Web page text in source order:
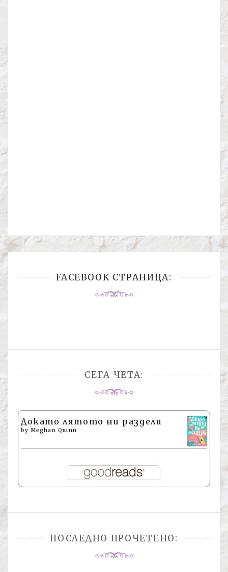
FACEBOOK СТРАНИЦА:
СЕГА ЧЕТА:
Докато лятото ни раздели
by Meghan Quinn
ПОСЛЕДНО ПРОЧЕТЕНО: